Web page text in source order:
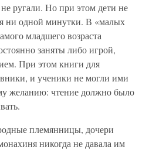
ругали. Но при этом дети не
ни одной минутки. В «малых
младшего возраста
заняты либо игрой,
При этом книги для
и ученики не могли ими
желанию: чтение должно было
племянницы, дочери
никогда не давала им